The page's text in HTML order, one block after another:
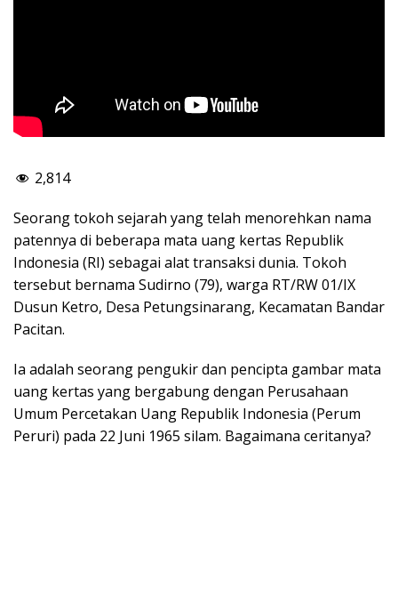
2,814
Seorang tokoh sejarah yang telah menorehkan nama
patennya di beberapa mata uang kertas Republik
Indonesia (RI) sebagai alat transaksi dunia. Tokoh
tersebut bernama Sudirno (79), warga RT/RW 01/IX
Dusun Ketro, Desa Petungsinarang, Kecamatan Bandar
Pacitan.
Ia adalah seorang pengukir dan pencipta gambar mata
uang kertas yang bergabung dengan Perusahaan
Umum Percetakan Uang Republik Indonesia (Perum
Peruri) pada 22 Juni 1965 silam. Bagaimana ceritanya?